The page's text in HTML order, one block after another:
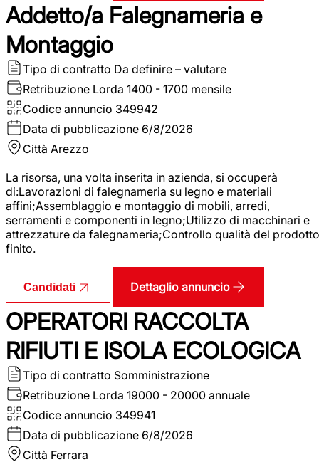
Addetto/a Falegnameria e
Montaggio
Tipo di contratto Da definire – valutare
Retribuzione Lorda 1400 - 1700 mensile
Codice annuncio 349942
Data di pubblicazione 6/8/2026
Città Arezzo
La risorsa, una volta inserita in azienda, si occuperà
di:Lavorazioni di falegnameria su legno e materiali
affini;Assemblaggio e montaggio di mobili, arredi,
serramenti e componenti in legno;Utilizzo di macchinari e
attrezzature da falegnameria;Controllo qualità del prodotto
finito.
Candidati Dettaglio annuncio
OPERATORI RACCOLTA
RIFIUTI E ISOLA ECOLOGICA
Tipo di contratto Somministrazione
Retribuzione Lorda 19000 - 20000 annuale
Codice annuncio 349941
Data di pubblicazione 6/8/2026
Città Ferrara